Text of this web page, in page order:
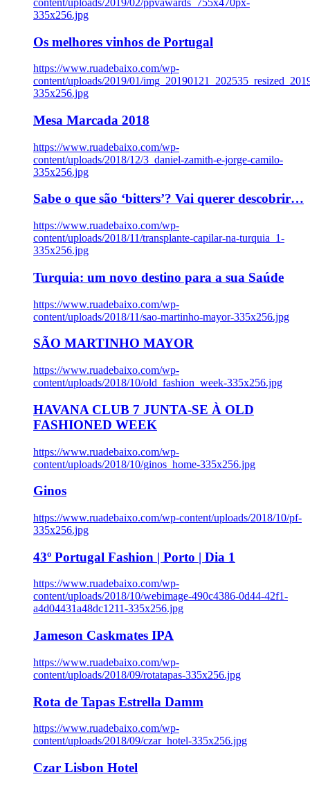
335x256.jpg
Os melhores vinhos de Portugal
https://www.ruadebaixo.com/wp-
content/uploads/2019/01/
335x256.jpg
Mesa Marcada 2018
https://www.ruadebaixo.com/wp-
content/uploads/2018/12/3_daniel-zamith-e-jorge-camilo-
335x256.jpg
Sabe o que são ‘bitters’? Vai querer descobrir…
https://www.ruadebaixo.com/wp-
content/uploads/2018/11/transplante-capilar-na-turquia_1-
335x256.jpg
Turquia: um novo destino para a sua Saúde
https://www.ruadebaixo.com/wp-
content/uploads/2018/11/sao-martinho-mayor-335x256.jpg
SÃO MARTINHO MAYOR
https://www.ruadebaixo.com/wp-
content/uploads/2018/10/old_fashion_week-335x256.jpg
HAVANA CLUB 7 JUNTA-SE À OLD
FASHIONED WEEK
https://www.ruadebaixo.com/wp-
content/uploads/2018/10/ginos_home-335x256.jpg
Ginos
https://www.ruadebaixo.com/wp-content/uploads/2018/10/pf-
335x256.jpg
43º Portugal Fashion | Porto | Dia 1
https://www.ruadebaixo.com/wp-
content/uploads/2018/10/webimage-490c4386-0d44-42f1-
a4d04431a48dc1211-335x256.jpg
Jameson Caskmates IPA
https://www.ruadebaixo.com/wp-
content/uploads/2018/09/rotatapas-335x256.jpg
Rota de Tapas Estrella Damm
https://www.ruadebaixo.com/wp-
content/uploads/2018/09/czar_hotel-335x256.jpg
Czar Lisbon Hotel